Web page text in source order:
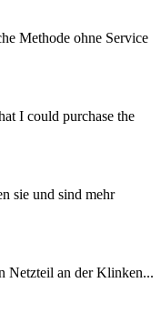
Methode ohne Service
I could purchase the
sie und sind mehr
Netzteil an der Klinken...